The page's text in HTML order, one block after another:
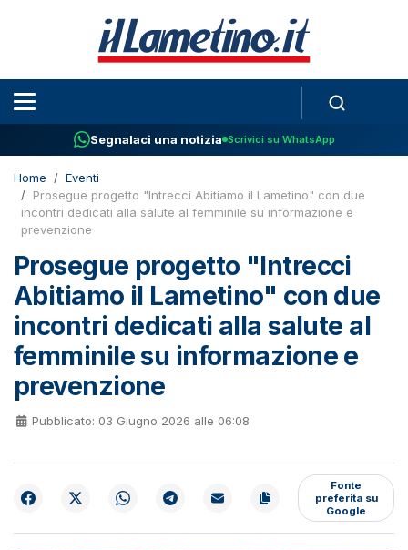
Segnalaci una notizia Scrivici su WhatsApp
Home
Eventi
Prosegue progetto "Intrecci Abitiamo il Lametino" con due
incontri dedicati alla salute al femminile su informazione e
prevenzione
Prosegue progetto "Intrecci
Abitiamo il Lametino" con due
incontri dedicati alla salute al
femminile su informazione e
prevenzione
Pubblicato: 03 Giugno 2026 alle 06:08
Fonte
preferita su
Google